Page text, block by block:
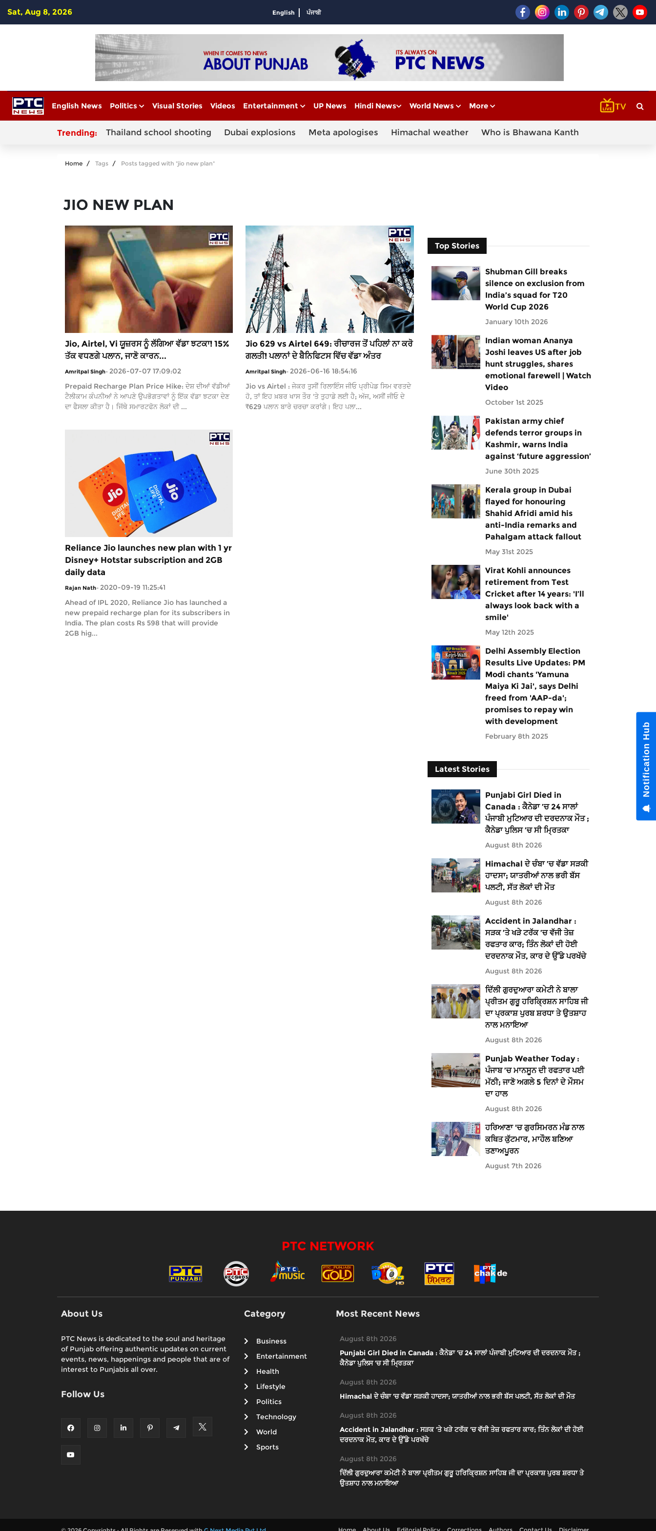
Sat, Aug 8, 2026 English ਪੰਜਾਬੀ
English News Politics Visual Stories Videos Entertainment UP News Hindi News World News More
Trending: Thailand school shooting Dubai explosions Meta apologises Himachal weather Who is Bhawana Kanth
Home Tags Posts tagged with "jio new plan"
JIO NEW PLAN
Jio, Airtel, Vi ਯੂਜ਼ਰਸ ਨੂੰ ਲੱਗਿਆ ਵੱਡਾ ਝਟਕਾ! 15%
ਤੱਕ ਵਧਣਗੇ ਪਲਾਨ, ਜਾਣੋ ਕਾਰਨ...
Amritpal Singh- 2026-07-07 17:09:02
Prepaid Recharge Plan Price Hike: ਦੇਸ਼ ਦੀਆਂ ਵੱਡੀਆਂ
ਟੈਲੀਕਾਮ ਕੰਪਨੀਆਂ ਨੇ ਆਪਣੇ ਉਪਭੋਗਤਾਵਾਂ ਨੂੰ ਇੱਕ ਵੱਡਾ ਝਟਕਾ ਦੇਣ
ਦਾ ਫੈਸਲਾ ਕੀਤਾ ਹੈ। ਜਿੱਥੇ ਸਮਾਰਟਫੋਨ ਲੋਕਾਂ ਦੀ ...
Jio 629 vs Airtel 649: ਰੀਚਾਰਜ ਤੋਂ ਪਹਿਲਾਂ ਨਾ ਕਰੋ
ਗਲਤੀ! ਪਲਾਨਾਂ ਦੇ ਬੈਨਿਫਿਟਸ ਵਿੱਚ ਵੱਡਾ ਅੰਤਰ
Amritpal Singh- 2026-06-16 18:54:16
Jio vs Airtel : ਜੇਕਰ ਤੁਸੀਂ ਰਿਲਾਇੰਸ ਜੀਓ ਪ੍ਰੀਪੇਡ ਸਿਮ ਵਰਤਦੇ
ਹੋ, ਤਾਂ ਇਹ ਖ਼ਬਰ ਖਾਸ ਤੌਰ 'ਤੇ ਤੁਹਾਡੇ ਲਈ ਹੈ; ਅੱਜ, ਅਸੀਂ ਜੀਓ ਦੇ
₹629 ਪਲਾਨ ਬਾਰੇ ਚਰਚਾ ਕਰਾਂਗੇ। ਇਹ ਪਲਾ...
Reliance Jio launches new plan with 1 yr
Disney+ Hotstar subscription and 2GB
daily data
Rajan Nath- 2020-09-19 11:25:41
Ahead of IPL 2020, Reliance Jio has launched a
new prepaid recharge plan for its subscribers in
India. The plan costs Rs 598 that will provide
2GB hig...
Top Stories
Shubman Gill breaks
silence on exclusion from
India’s squad for T20
World Cup 2026
January 10th 2026
Indian woman Ananya
Joshi leaves US after job
hunt struggles, shares
emotional farewell | Watch
Video
October 1st 2025
Pakistan army chief
defends terror groups in
Kashmir, warns India
against ‘future aggression’
June 30th 2025
Kerala group in Dubai
flayed for honouring
Shahid Afridi amid his
anti-India remarks and
Pahalgam attack fallout
May 31st 2025
Virat Kohli announces
retirement from Test
Cricket after 14 years: 'I’ll
always look back with a
smile'
May 12th 2025
Delhi Assembly Election
Results Live Updates: PM
Modi chants 'Yamuna
Maiya Ki Jai', says Delhi
freed from 'AAP-da';
promises to repay win
with development
February 8th 2025
Latest Stories
Punjabi Girl Died in
Canada : ਕੈਨੇਡਾ ’ਚ 24 ਸਾਲਾਂ
ਪੰਜਾਬੀ ਮੁਟਿਆਰ ਦੀ ਦਰਦਨਾਕ ਮੌਤ ;
ਕੈਨੇਡਾ ਪੁਲਿਸ ’ਚ ਸੀ ਮ੍ਰਿਤਕਾ
August 8th 2026
Himachal ਦੇ ਚੰਬਾ ’ਚ ਵੱਡਾ ਸੜਕੀ
ਹਾਦਸਾ; ਯਾਤਰੀਆਂ ਨਾਲ ਭਰੀ ਬੱਸ
ਪਲਟੀ, ਸੱਤ ਲੋਕਾਂ ਦੀ ਮੌਤ
August 8th 2026
Accident in Jalandhar :
ਸੜਕ ’ਤੇ ਖੜੇ ਟਰੱਕ ’ਚ ਵੱਜੀ ਤੇਜ਼
ਰਫਤਾਰ ਕਾਰ; ਤਿੰਨ ਲੋਕਾਂ ਦੀ ਹੋਈ
ਦਰਦਨਾਕ ਮੌਤ, ਕਾਰ ਦੇ ਉੱਡੇ ਪਰਖੱਚੇ
August 8th 2026
ਦਿੱਲੀ ਗੁਰਦੁਆਰਾ ਕਮੇਟੀ ਨੇ ਬਾਲਾ
ਪ੍ਰੀਤਮ ਗੁਰੂ ਹਰਿਕ੍ਰਿਸ਼ਨ ਸਾਹਿਬ ਜੀ
ਦਾ ਪ੍ਰਕਾਸ਼ ਪੁਰਬ ਸ਼ਰਧਾ ਤੇ ਉਤਸ਼ਾਹ
ਨਾਲ ਮਨਾਇਆ
August 8th 2026
Punjab Weather Today :
ਪੰਜਾਬ ’ਚ ਮਾਨਸੂਨ ਦੀ ਰਫਤਾਰ ਪਈ
ਮੱਠੀ; ਜਾਣੋ ਅਗਲੇ 5 ਦਿਨਾਂ ਦੇ ਮੌਸਮ
ਦਾ ਹਾਲ
August 8th 2026
ਹਰਿਆਣਾ 'ਚ ਗੁਰਸਿਮਰਨ ਮੰਡ ਨਾਲ
ਕਥਿਤ ਕੁੱਟਮਾਰ, ਮਾਹੌਲ ਬਣਿਆ
ਤਣਾਅਪੂਰਨ
August 7th 2026
PTC NETWORK
About Us
PTC News is dedicated to the soul and heritage
of Punjab offering authentic updates on current
events, news, happenings and people that are of
interest to Punjabis all over.
Follow Us
Category
Business
Entertainment
Health
Lifestyle
Politics
Technology
World
Sports
Most Recent News
August 8th 2026
Punjabi Girl Died in Canada : ਕੈਨੇਡਾ ’ਚ 24 ਸਾਲਾਂ ਪੰਜਾਬੀ ਮੁਟਿਆਰ ਦੀ ਦਰਦਨਾਕ ਮੌਤ ;
ਕੈਨੇਡਾ ਪੁਲਿਸ ’ਚ ਸੀ ਮ੍ਰਿਤਕਾ
August 8th 2026
Himachal ਦੇ ਚੰਬਾ ’ਚ ਵੱਡਾ ਸੜਕੀ ਹਾਦਸਾ; ਯਾਤਰੀਆਂ ਨਾਲ ਭਰੀ ਬੱਸ ਪਲਟੀ, ਸੱਤ ਲੋਕਾਂ ਦੀ ਮੌਤ
August 8th 2026
Accident in Jalandhar : ਸੜਕ ’ਤੇ ਖੜੇ ਟਰੱਕ ’ਚ ਵੱਜੀ ਤੇਜ਼ ਰਫਤਾਰ ਕਾਰ; ਤਿੰਨ ਲੋਕਾਂ ਦੀ ਹੋਈ
ਦਰਦਨਾਕ ਮੌਤ, ਕਾਰ ਦੇ ਉੱਡੇ ਪਰਖੱਚੇ
August 8th 2026
ਦਿੱਲੀ ਗੁਰਦੁਆਰਾ ਕਮੇਟੀ ਨੇ ਬਾਲਾ ਪ੍ਰੀਤਮ ਗੁਰੂ ਹਰਿਕ੍ਰਿਸ਼ਨ ਸਾਹਿਬ ਜੀ ਦਾ ਪ੍ਰਕਾਸ਼ ਪੁਰਬ ਸ਼ਰਧਾ ਤੇ
ਉਤਸ਼ਾਹ ਨਾਲ ਮਨਾਇਆ
Notification Hub